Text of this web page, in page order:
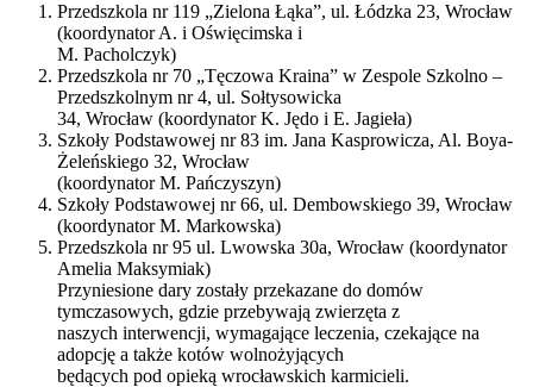
Przedszkola nr 119 „Zielona Łąka”, ul. Łódzka 23, Wrocław
(koordynator A. i Oświęcimska i
M. Pacholczyk)
Przedszkola nr 70 „Tęczowa Kraina” w Zespole Szkolno –
Przedszkolnym nr 4, ul. Sołtysowicka
34, Wrocław (koordynator K. Jędo i E. Jagieła)
Szkoły Podstawowej nr 83 im. Jana Kasprowicza, Al. Boya-
Żeleńskiego 32, Wrocław
(koordynator M. Pańczyszyn)
Szkoły Podstawowej nr 66, ul. Dembowskiego 39, Wrocław
(koordynator M. Markowska)
Przedszkola nr 95 ul. Lwowska 30a, Wrocław (koordynator
Amelia Maksymiak)
Przyniesione dary zostały przekazane do domów
tymczasowych, gdzie przebywają zwierzęta z
naszych interwencji, wymagające leczenia, czekające na
adopcję a także kotów wolnożyjących
będących pod opieką wrocławskich karmicieli.